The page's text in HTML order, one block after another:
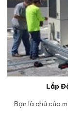
Lắp
Bạn là chủ của